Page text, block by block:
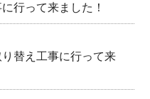
行って来ました！
替え工事に行って来